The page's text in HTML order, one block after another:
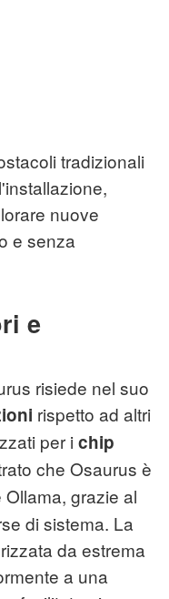
tradizionali
nuove
e senza
e
risiede nel suo
rispetto ad altri
per i chip
che Osaurus è
grazie al
di sistema. La
da estrema
a una